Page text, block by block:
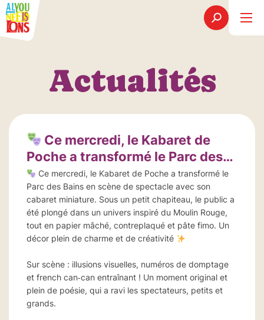
Actualités
Ce mercredi, le Kabaret de
Poche a transformé le Parc des…
Ce mercredi, le Kabaret de Poche a transformé le
Parc des Bains en scène de spectacle avec son
cabaret miniature. Sous un petit chapiteau, le public a
été plongé dans un univers inspiré du Moulin Rouge,
tout en papier mâché, contreplaqué et pâte fimo. Un
décor plein de charme et de créativité
Sur scène : illusions visuelles, numéros de domptage
et french can‑can entraînant ! Un moment original et
plein de poésie, qui a ravi les spectateurs, petits et
grands.